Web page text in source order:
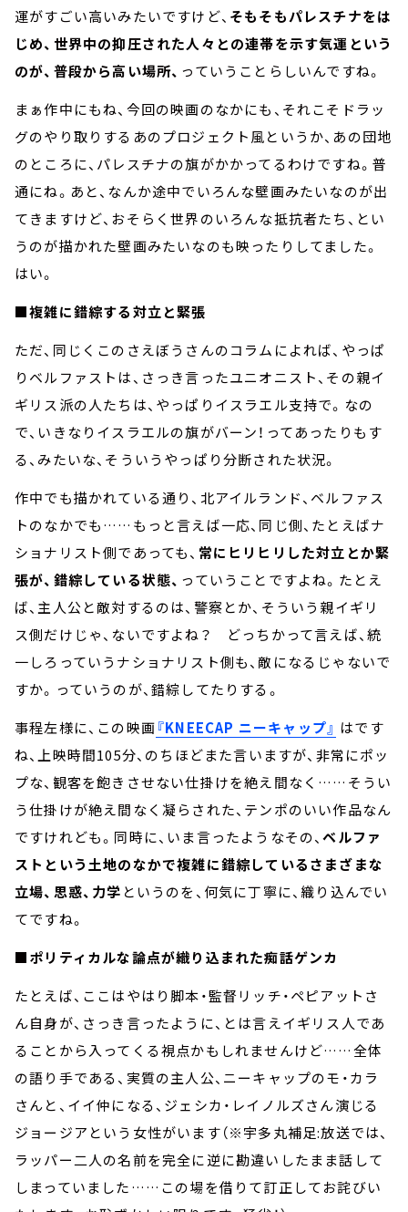
運がすごい高いみたいですけど、 そもそもパレスチナをは
じめ、世界中の抑圧された人々との連帯を示す気運という
のが、普段から高い場所、 っていうことらしいんですね。
まぁ作中にもね、今回の映画のなかにも、それこそドラッ
グのやり取りするあのプロジェクト風というか、あの団地
のところに、パレスチナの旗がかかってるわけですね。普
通にね。あと、なんか途中でいろんな壁画みたいなのが出
てきますけど、おそらく世界のいろんな抵抗者たち、とい
うのが描かれた壁画みたいなのも映ったりしてました。
はい。
■複雑に錯綜する対立と緊張
ただ、同じくこのさえぼうさんのコラムによれば、やっぱ
りベルファストは、さっき言ったユニオニスト、その親イ
ギリス派の人たちは、やっぱりイスラエル支持で。なの
で、いきなりイスラエルの旗がバーン！ってあったりもす
る、みたいな、そういうやっぱり分断された状況。
作中でも描かれている通り、北アイルランド、ベルファス
トのなかでも……もっと言えば一応、同じ側、たとえばナ
ショナリスト側であっても、 常にヒリヒリした対立とか緊
張が、錯綜している状態、 っていうことですよね。たとえ
ば、主人公と敵対するのは、警察とか、そういう親イギリ
ス側だけじゃ、ないですよね？ どっちかって言えば、統
一しろっていうナショナリスト側も、敵になるじゃないで
すか。っていうのが、錯綜してたりする。
事程左様に、この映画『KNEECAP ニーキャップ』 はです
ね、上映時間105分、のちほどまた言いますが、非常にポッ
プな、観客を飽きさせない仕掛けを絶え間なく……そうい
う仕掛けが絶え間なく凝らされた、テンポのいい作品なん
ですけれども。同時に、いま言ったようなその、ベルファ
ストという土地のなかで複雑に錯綜しているさまざまな
立場、思惑、力学 というのを、何気に丁寧に、織り込んでい
てですね。
■ポリティカルな論点が織り込まれた痴話ゲンカ
たとえば、ここはやはり脚本・監督リッチ・ペピアットさ
ん自身が、さっき言ったように、とは言えイギリス人であ
ることから入ってくる視点かもしれませんけど……全体
の語り手である、実質の主人公、ニーキャップのモ・カラ
さんと、イイ仲になる、ジェシカ・レイノルズさん演じる
ジョージアという女性がいます（※宇多丸補足:放送では、
ラッパー二人の名前を完全に逆に勘違いしたまま話して
しまっていました……この場を借りて訂正してお詫びい